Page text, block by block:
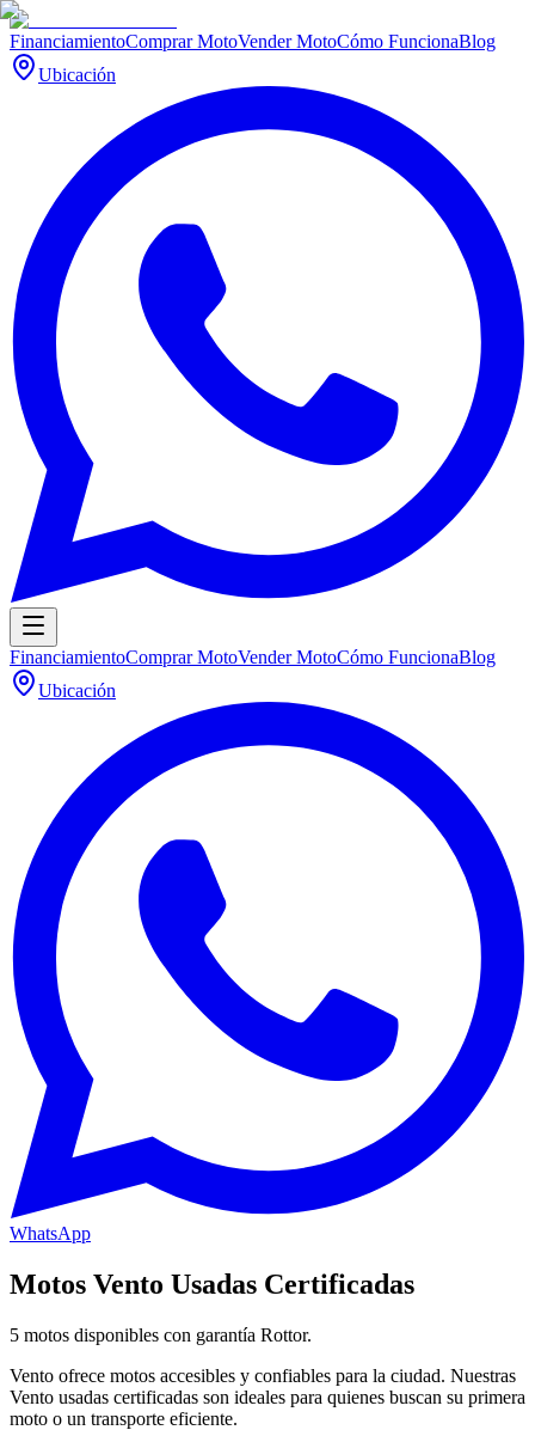
FinanciamientoComprar MotoVender MotoCómo FuncionaBlog
Ubicación
FinanciamientoComprar MotoVender MotoCómo FuncionaBlog
Ubicación
WhatsApp
Motos Vento Usadas Certificadas
5 motos disponibles con garantía Rottor.
Vento ofrece motos accesibles y confiables para la ciudad. Nuestras
Vento usadas certificadas son ideales para quienes buscan su primera
moto o un transporte eficiente.